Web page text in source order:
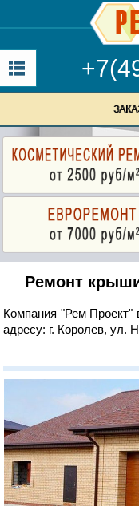
Ремонт
Компания "Рем Проект"
адресу: г. Королев, ул.